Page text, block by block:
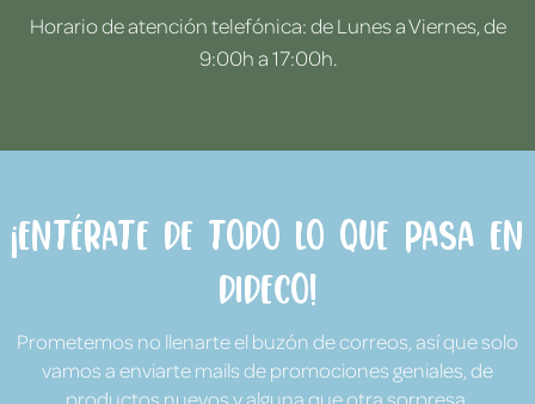
Horario de atención telefónica: de Lunes a Viernes, de
9:00h a 17:00h.
¡Entérate de todo lo que pasa en
Dideco!
Prometemos no llenarte el buzón de correos, así que solo
vamos a enviarte mails de promociones geniales, de
productos nuevos y alguna que otra sorpresa.